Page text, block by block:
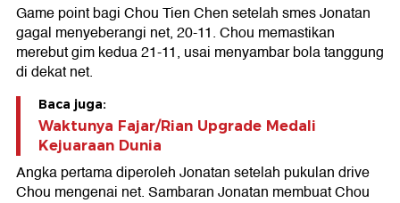
Game point bagi Chou Tien Chen setelah smes Jonatan
gagal menyeberangi net, 20-11. Chou memastikan
merebut gim kedua 21-11, usai menyambar bola tanggung
di dekat net.
Baca juga:
Waktunya Fajar/Rian Upgrade Medali
Kejuaraan Dunia
Angka pertama diperoleh Jonatan setelah pukulan drive
Chou mengenai net. Sambaran Jonatan membuat Chou